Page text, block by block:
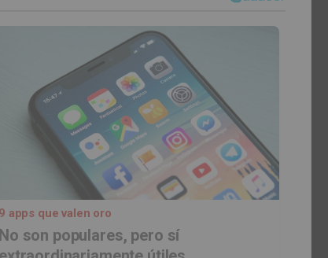
9 apps que valen oro
No son populares, pero sí